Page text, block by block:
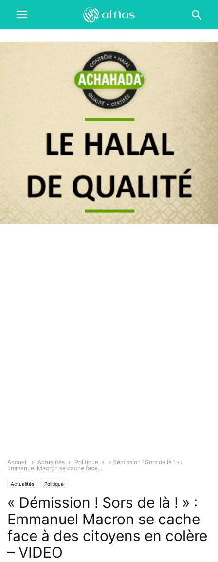
Accueil Actualités Politique
« Démission ! Sors de là ! » :
Emmanuel Macron se cache face...
Actualités Politique
« Démission ! Sors de là ! » :
Emmanuel Macron se cache
face à des citoyens en colère
– VIDEO